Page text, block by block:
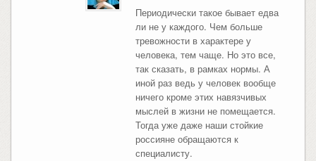
Периодически такое бывает едва
ли не у каждого. Чем больше
тревожности в характере у
человека, тем чаще. Но это все,
так сказать, в рамках нормы. А
иной раз ведь у человек вообще
ничего кроме этих навязчивых
мыслей в жизни не помещается.
Тогда уже даже наши стойкие
россияне обращаются к
специалисту.